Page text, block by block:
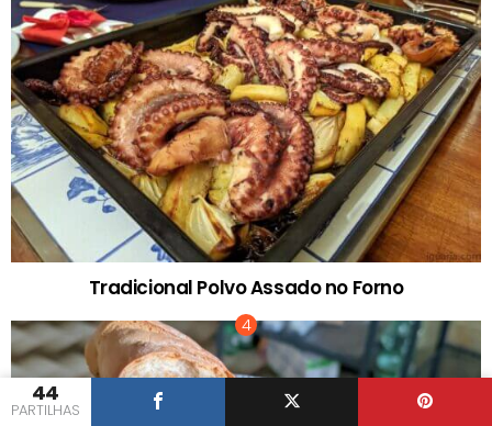
44
PARTILHAS
Tradicional Polvo Assado no Forno